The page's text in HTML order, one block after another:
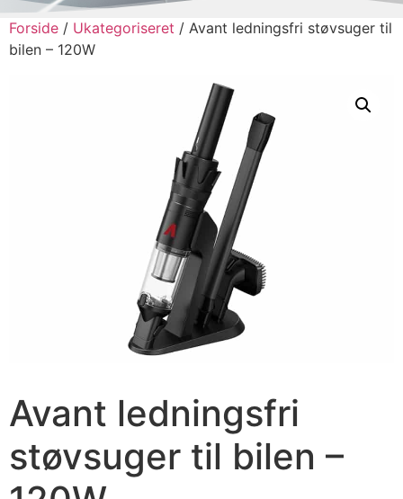
Forside / Ukategoriseret / Avant ledningsfri støvsuger til
bilen – 120W
Avant ledningsfri
støvsuger til bilen –